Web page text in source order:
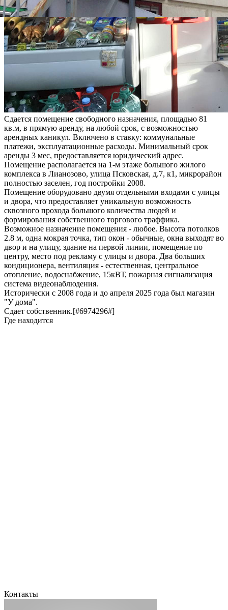
Сдается помещение свободного назначения, площадью 81
кв.м, в прямую аренду, на любой срок, с возможностью
арендных каникул. Включено в ставку: коммунальные
платежи, эксплуатационные расходы. Минимальный срок
аренды 3 мес, предоставляется юридический адрес.
Помещение располагается на 1-м этаже большого жилого
комплекса в Лианозово, улица Псковская, д.7, к1, микрорайон
полностью заселен, год постройки 2008.
Помещение оборудовано двумя отдельными входами с улицы
и двора, что предоставляет уникальную возможность
сквозного прохода большого количества людей и
формирования собственного торгового траффика.
Возможное назначение помещения - любое. Высота потолков
2.8 м, одна мокрая точка, тип окон - обычные, окна выходят во
двор и на улицу, здание на первой линии, помещение по
центру, место под рекламу с улицы и двора. Два больших
кондиционера, вентиляция - естественная, центральное
отопление, водоснабжение, 15кВТ, пожарная сигнализация
система видеонаблюдения.
Исторически с 2008 года и до апреля 2025 года был магазин
"У дома".
Сдает собственник.[#6974296#]
Где находится
Контакты